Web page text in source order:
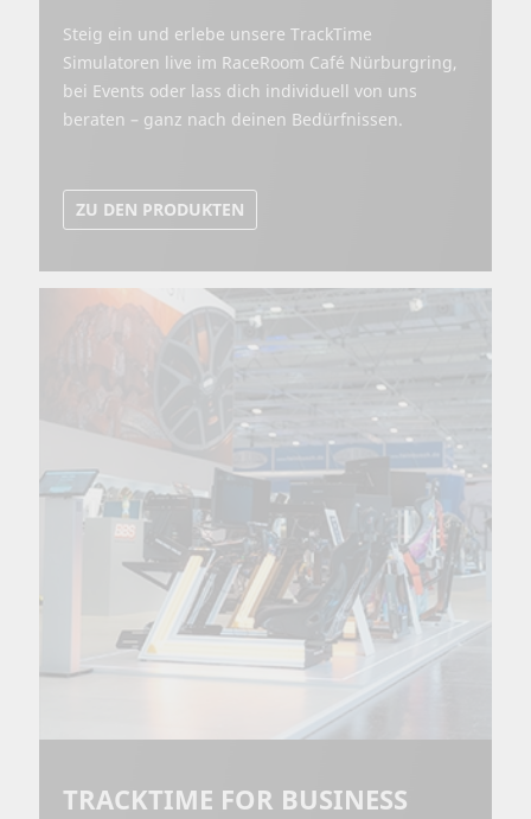
Steig ein und erlebe unsere TrackTime
Simulatoren live im RaceRoom Café Nürburgring,
bei Events oder lass dich individuell von uns
beraten – ganz nach deinen Bedürfnissen.
ZU DEN PRODUKTEN
TRACKTIME FOR BUSINESS